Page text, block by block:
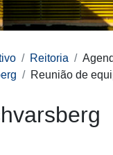
Reitoria
Reunião de